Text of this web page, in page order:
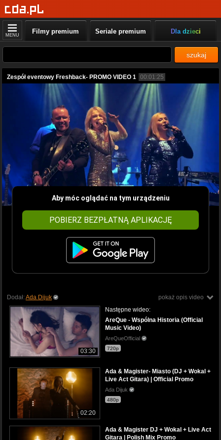
MENU Filmy premium Seriale premium Dla dzieci
szukaj
Zespół eventowy Freshback- PROMO VIDEO 1 00:01:25
Aby móc oglądać na tym urządzeniu
POBIERZ BEZPŁATNĄ APLIKACJĘ
pokaż opis video
Dodał:Ada Dijuk
03:30
Następne wideo:
AreQue - Wspólna Historia (Official
Music Video)
AreQueOfficial
720p
02:20
Ada & Magister- Miasto (DJ + Wokal +
Live Act Gitara) | Official Promo
Ada Dijuk
480p
Ada & Magister DJ + Wokal + Live Act
Gitara | Polish Mix Promo